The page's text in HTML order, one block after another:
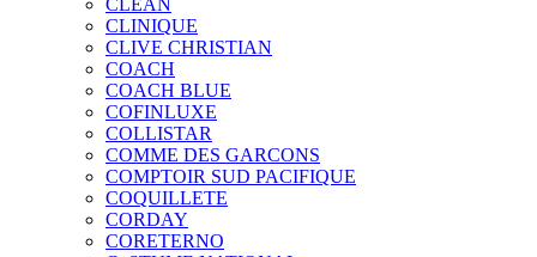
CLEAN
CLINIQUE
CLIVE CHRISTIAN
COACH
COACH BLUE
COFINLUXE
COLLISTAR
COMME DES GARCONS
COMPTOIR SUD PACIFIQUE
COQUILLETE
CORDAY
CORETERNO